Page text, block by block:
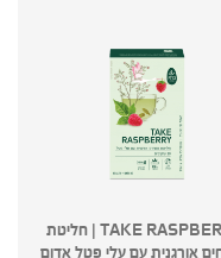
TAKE RASPBERRY | חליטת
אורגנית עם עלי פטל אדום